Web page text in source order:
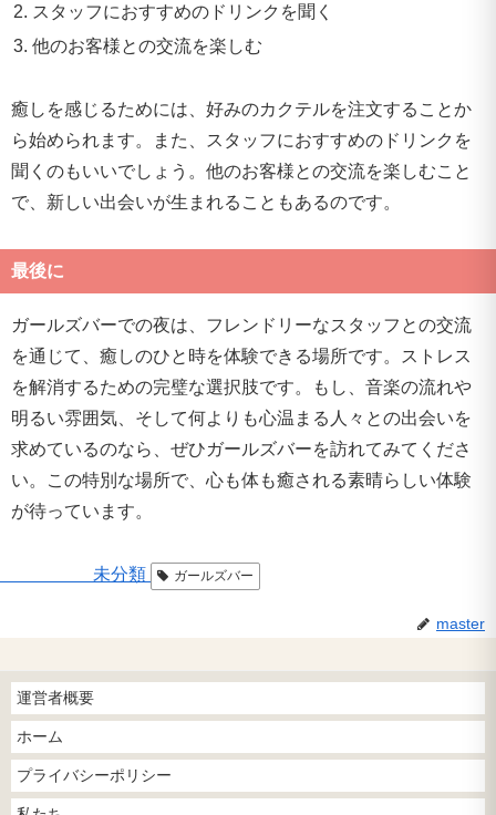
スタッフにおすすめのドリンクを聞く
他のお客様との交流を楽しむ
癒しを感じるためには、好みのカクテルを注文することか
ら始められます。また、スタッフにおすすめのドリンクを
聞くのもいいでしょう。他のお客様との交流を楽しむこと
で、新しい出会いが生まれることもあるのです。
最後に
ガールズバーでの夜は、フレンドリーなスタッフとの交流
を通じて、癒しのひと時を体験できる場所です。ストレス
を解消するための完璧な選択肢です。もし、音楽の流れや
明るい雰囲気、そして何よりも心温まる人々との出会いを
求めているのなら、ぜひガールズバーを訪れてみてくださ
い。この特別な場所で、心も体も癒される素晴らしい体験
が待っています。
未分類 ガールズバー
master
運営者概要
ホーム
プライバシーポリシー